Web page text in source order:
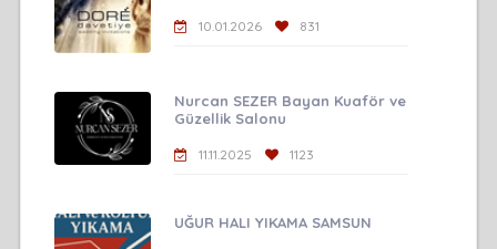
10.01.2026 831
Nurcan SEZER Bayan Kuaför ve
Güzellik Salonu
11.11.2025 1123
UĞUR HALI YIKAMA SAMSUN